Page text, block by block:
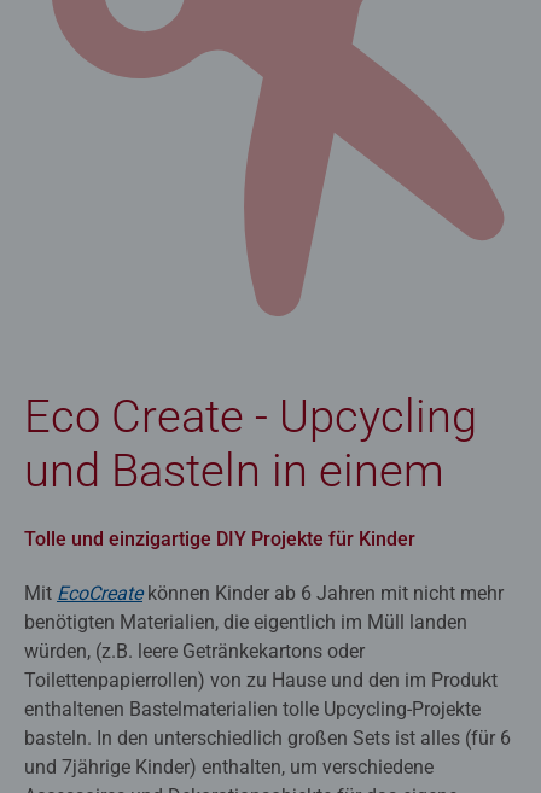
Eco Create - Upcycling
und Basteln in einem
Tolle und einzigartige DIY Projekte für Kinder
Mit EcoCreatekönnen Kinder ab 6 Jahren mit nicht mehr
benötigten Materialien, die eigentlich im Müll landen
würden, (z.B. leere Getränkekartons oder
Toilettenpapierrollen) von zu Hause und den im Produkt
enthaltenen Bastelmaterialien tolle Upcycling-Projekte
basteln. In den unterschiedlich großen Sets ist alles (für 6
und 7jährige Kinder) enthalten, um verschiedene